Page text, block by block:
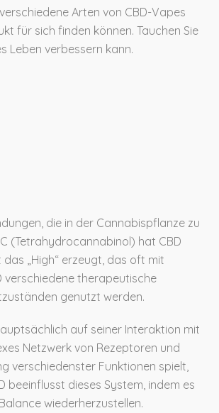
Arten von CBD-Vapes
für sich finden können. Tauchen Sie
Leben verbessern kann.
die in der Cannabispflanze zu
(Tetrahydrocannabinol) hat CBD
„High“ erzeugt, das oft mit
verschiedene therapeutische
genutzt werden.
auf seiner Interaktion mit
Netzwerk von Rezeptoren und
verschiedenster Funktionen spielt,
beeinflusst dieses System, indem es
wiederherzustellen.